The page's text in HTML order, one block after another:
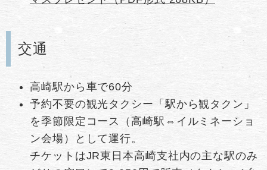
交通
高崎駅から車で60分
予約不要の観光タクシー「駅から観タクン」
を季節限定コース（高崎駅⇔イルミネーショ
ン会場）として運行。
チケットはJR東日本高崎支社内の主な駅のみ